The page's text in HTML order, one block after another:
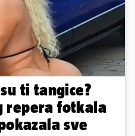
su ti tangice?
repera fotkala
sve